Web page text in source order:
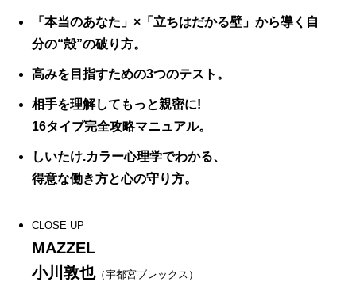
「本当のあなた」×「立ちはだかる壁」から導く自
分の“殻”の破り方。
高みを目指すための3つのテスト。
相手を理解してもっと親密に!
16タイプ完全攻略マニュアル。
しいたけ.カラー心理学でわかる、
得意な働き方と心の守り方。
CLOSE UP
MAZZEL
小川敦也（宇都宮ブレックス）